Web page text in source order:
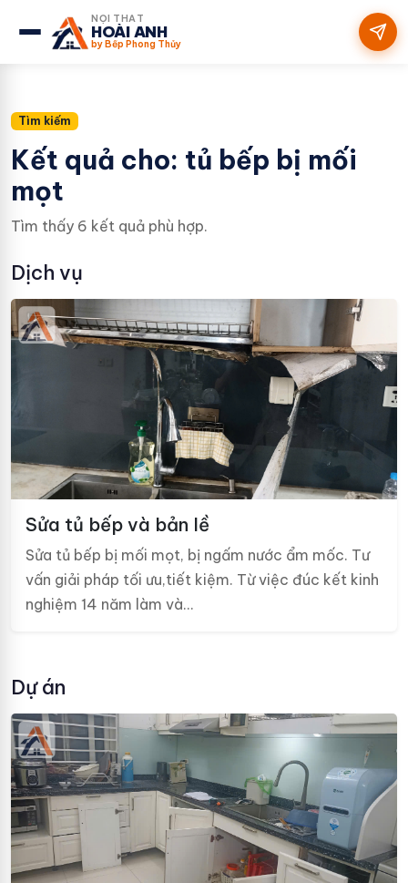
NỘI THẤT
HOÀI ANH
by Bếp Phong Thủy
Tìm kiếm
Kết quả cho: tủ bếp bị mối
mọt
Tìm thấy 6 kết quả phù hợp.
Dịch vụ
Sửa tủ bếp và bản lề
Sửa tủ bếp bị mối mọt, bị ngấm nước ẩm mốc. Tư
vấn giải pháp tối ưu,tiết kiệm. Từ việc đúc kết kinh
nghiệm 14 năm làm và…
Dự án